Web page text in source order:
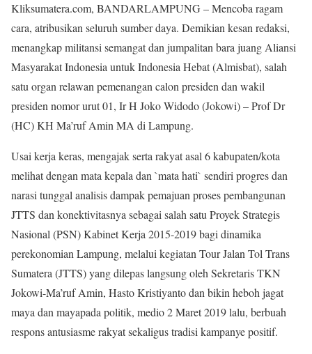
Kliksumatera.com, BANDARLAMPUNG – Mencoba ragam
cara, atribusikan seluruh sumber daya. Demikian kesan redaksi,
menangkap militansi semangat dan jumpalitan bara juang Aliansi
Masyarakat Indonesia untuk Indonesia Hebat (Almisbat), salah
satu organ relawan pemenangan calon presiden dan wakil
presiden nomor urut 01, Ir H Joko Widodo (Jokowi) – Prof Dr
(HC) KH Ma’ruf Amin MA di Lampung.
Usai kerja keras, mengajak serta rakyat asal 6 kabupaten/kota
melihat dengan mata kepala dan `mata hati` sendiri progres dan
narasi tunggal analisis dampak pemajuan proses pembangunan
JTTS dan konektivitasnya sebagai salah satu Proyek Strategis
Nasional (PSN) Kabinet Kerja 2015-2019 bagi dinamika
perekonomian Lampung, melalui kegiatan Tour Jalan Tol Trans
Sumatera (JTTS) yang dilepas langsung oleh Sekretaris TKN
Jokowi-Ma’ruf Amin, Hasto Kristiyanto dan bikin heboh jagat
maya dan mayapada politik, medio 2 Maret 2019 lalu, berbuah
respons antusiasme rakyat sekaligus tradisi kampanye positif.